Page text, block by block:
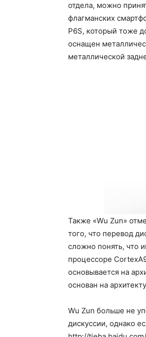
отдела, можно
флагманских
P6S, который тоже
оснащен
металлической
Также «Wu Zun»
того, что перевод
сложно понять, что
процессоре
основывается на
основан на
Wu Zun больше не
дискуссии, однако